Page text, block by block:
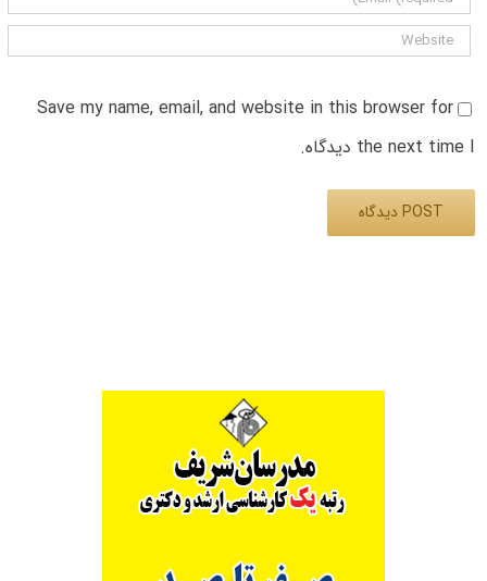
Save my name, email, and website in this browser for
the next time I دیدگاه.